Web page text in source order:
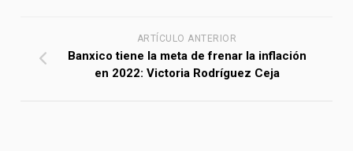
ARTÍCULO ANTERIOR
Banxico tiene la meta de frenar la inflación
en 2022: Victoria Rodríguez Ceja